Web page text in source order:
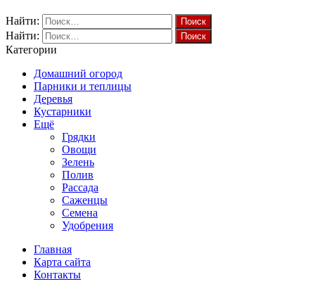
Найти:
Найти:
Категории
Домашний огород
Парники и теплицы
Деревья
Кустарники
Ещё
Грядки
Овощи
Зелень
Полив
Рассада
Саженцы
Семена
Удобрения
Главная
Карта сайта
Контакты